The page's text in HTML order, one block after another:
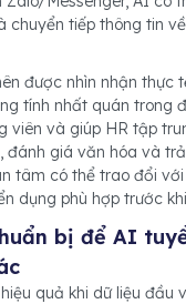
chuyển tiếp thông tin
được nhìn nhận thực
tính nhất quán trong
viên và giúp HR tập
đánh giá văn hóa và
tâm có thể trao đổi
dụng phù hợp trước
bị để AI
quả khi dữ liệu đầu